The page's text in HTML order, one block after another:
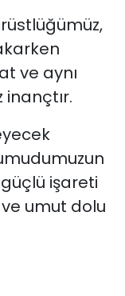
ve aynı
işareti
ve umut dolu